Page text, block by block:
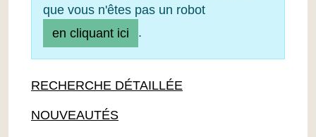
que vous n'êtes pas un robot
en cliquant ici
.
RECHERCHE DÉTAILLÉE
NOUVEAUTÉS